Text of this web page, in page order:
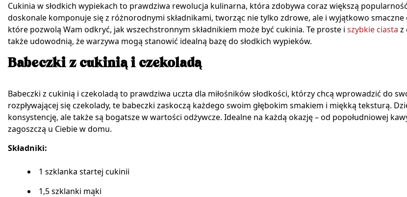
Cukinia w słodkich wypiekach to prawdziwa rewolucja kulinarna, która zdobywa coraz większą
doskonale komponuje się z różnorodnymi składnikami, tworząc nie tylko zdrowe, ale i wyjątkowo
które pozwolą Wam odkryć, jak wszechstronnym składnikiem może być cukinia. Te proste i szybkie ciasta z
także udowodnią, że warzywa mogą stanowić idealną bazę do słodkich wypieków.
Babeczki z cukinią i czekoladą
Babeczki z cukinią i czekoladą to prawdziwa uczta dla miłośników słodkości, którzy chcą wprowadzić do
rozpływającej się czekolady, te babeczki zaskoczą każdego swoim głębokim smakiem i miękką teksturą.
konsystencję, ale także są bogatsze w wartości odżywcze. Idealne na każdą okazję – od popołudniowej
zagoszczą u Ciebie w domu.
Składniki:
1 szklanka startej cukinii
1,5 szklanki mąki